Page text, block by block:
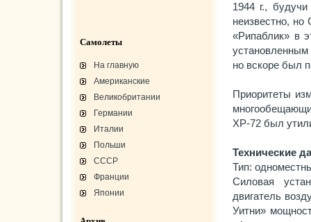
1944 г.,
неизвестно,
«Рипаблик» в
но вскоре был
Приоритеты
ХР-72 был
Технические
Тип:
Силовая
двигатель
Уитни»
Самолеты
На главную
Американские
Великобритании
Германии
Италии
Польши
СССР
Франции
Японии